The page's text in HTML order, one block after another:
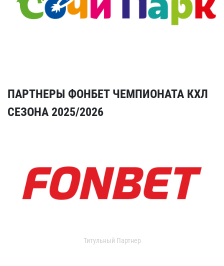
ПАРТНЕРЫ ФОНБЕТ ЧЕМПИОНАТА КХЛ
СЕЗОНА 2025/2026
Титульный Партнер